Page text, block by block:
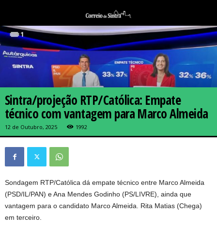
Sintra/projeção RTP/Católica: Empate
técnico com vantagem para Marco Almeida
12 de Outubro, 2025 1992
Sondagem RTP/Católica dá empate técnico entre Marco Almeida
(PSD/IL/PAN) e Ana Mendes Godinho (PS/LIVRE), ainda que
vantagem para o candidato Marco Almeida. Rita Matias (Chega)
em terceiro.